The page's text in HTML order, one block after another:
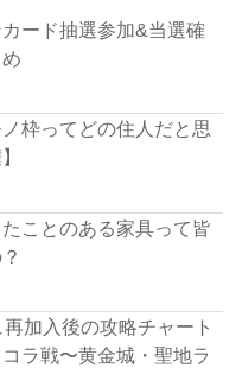
カード抽選参加&当選確
枠ってどの住人だと思
たことのある家具って皆
再加入後の攻略チャート
ラ戦〜黄金城・聖地ラ